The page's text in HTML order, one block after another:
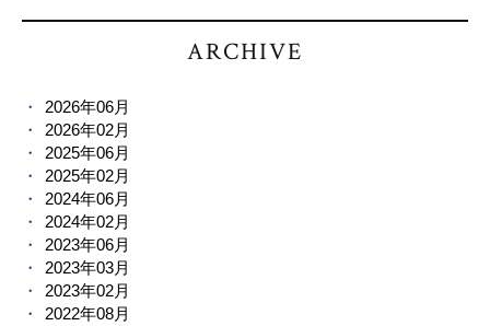
ARCHIVE
2026年06月
2026年02月
2025年06月
2025年02月
2024年06月
2024年02月
2023年06月
2023年03月
2023年02月
2022年08月